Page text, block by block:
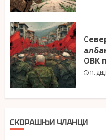
ОВК
11.
СКОРАШЊИ ЧЛАНЦИ